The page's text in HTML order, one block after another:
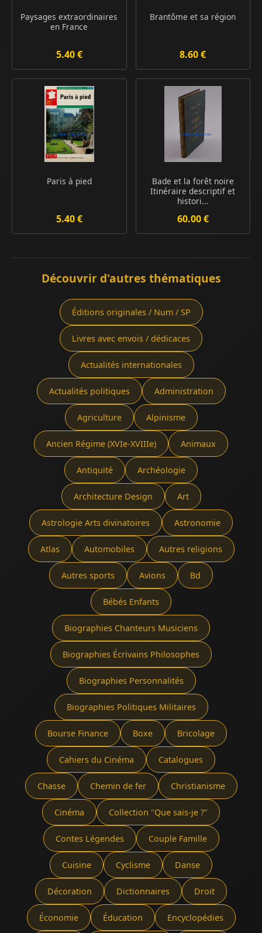
Paysages extraordinaires
en France
5.40 €
Brantôme et sa région
8.60 €
Paris à pied
5.40 €
Bade et la forêt noire
Itinéraire descriptif et
histori...
60.00 €
Découvrir d'autres thématiques
Éditions originales / Num / SP
Livres avec envois / dédicaces
Actualités internationales
Actualités politiques Administration
Agriculture Alpinisme
Ancien Régime (XVIe-XVIIIe) Animaux
Antiquité Archéologie
Architecture Design Art
Astrologie Arts divinatoires Astronomie
Atlas Automobiles Autres religions
Autres sports Avions Bd
Bébés Enfants
Biographies Chanteurs Musiciens
Biographies Écrivains Philosophes
Biographies Personnalités
Biographies Politiques Militaires
Bourse Finance Boxe Bricolage
Cahiers du Cinéma Catalogues
Chasse Chemin de fer Christianisme
Cinéma Collection "Que sais-je ?"
Contes Légendes Couple Famille
Cuisine Cyclisme Danse
Décoration Dictionnaires Droit
Économie Éducation Encyclopédies